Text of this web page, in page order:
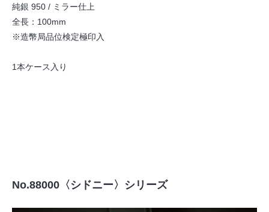
純銀 950 / ミラー仕上
全長：100mm
※造幣局品位検定極印入
1本ケース入り
No.88000〈シドニー〉シリーズ